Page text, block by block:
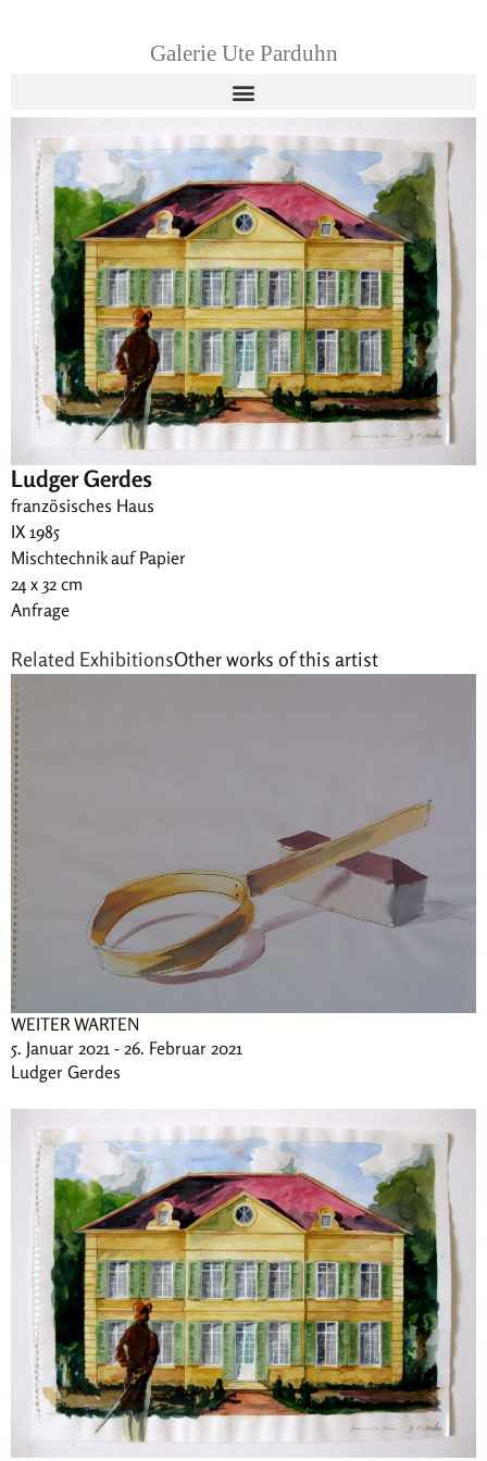
Galerie Ute Parduhn
Ludger Gerdes
französisches Haus
IX 1985
Mischtechnik auf Papier
24 x 32 cm
Anfrage
Related ExhibitionsOther works of this artist
WEITER WARTEN
5. Januar 2021 - 26. Februar 2021
Ludger Gerdes